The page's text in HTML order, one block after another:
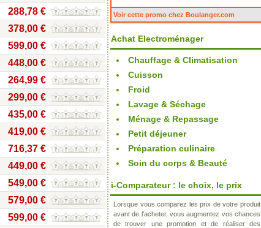
288,78 €
378,00 €
599,00 €
448,00 €
264,99 €
299,00 €
435,00 €
419,00 €
716,37 €
449,00 €
549,00 €
579,00 €
599,00 €
Voir cette promo chez Boulanger.com
Achat Electroménager
Chauffage & Climatisation
Cuisson
Froid
Lavage & Séchage
Ménage & Repassage
Petit déjeuner
Préparation culinaire
Soin du corps & Beauté
i-Comparateur : le choix, le prix
Lorsque vous comparez les prix de votre produit
avant de l'acheter, vous augmentez vos chances
de trouver une promotion et de réaliser des